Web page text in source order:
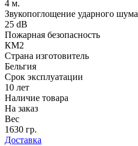
4 м.
Звукопоглощение ударного шума
25 dB
Пожарная безопасность
КМ2
Страна изготовитель
Бельгия
Срок эксплуатации
10 лет
Наличие товара
На заказ
Вес
1630 гр.
Доставка